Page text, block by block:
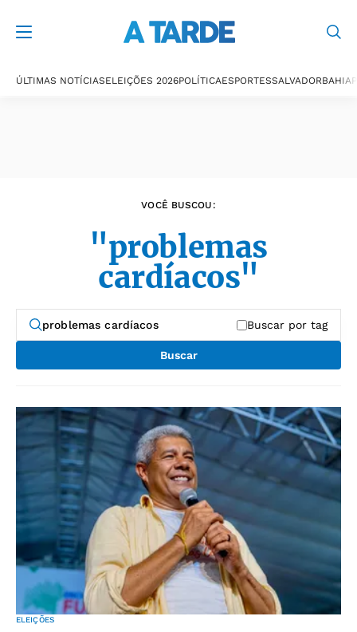
ÚLTIMAS NOTÍCIASELEIÇÕES 2026POLÍTICAESPORTESSALVADORBAHIA
VOCÊ BUSCOU:
"problemas
cardíacos"
Buscar por tag
Buscar
ELEIÇÕES